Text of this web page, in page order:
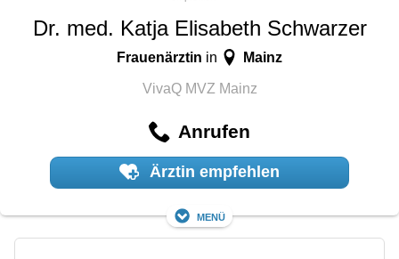
Dr. med. Katja Elisabeth Schwarzer
Frauenärztin in Mainz
VivaQ MVZ Mainz
Anrufen
Ärztin empfehlen
Menü